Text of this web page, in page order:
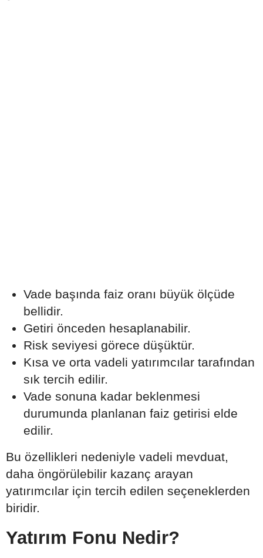
Vade başında faiz oranı büyük ölçüde
bellidir.
Getiri önceden hesaplanabilir.
Risk seviyesi görece düşüktür.
Kısa ve orta vadeli yatırımcılar tarafından
sık tercih edilir.
Vade sonuna kadar beklenmesi
durumunda planlanan faiz getirisi elde
edilir.
Bu özellikleri nedeniyle vadeli mevduat,
daha öngörülebilir kazanç arayan
yatırımcılar için tercih edilen seçeneklerden
biridir.
Yatırım Fonu Nedir?